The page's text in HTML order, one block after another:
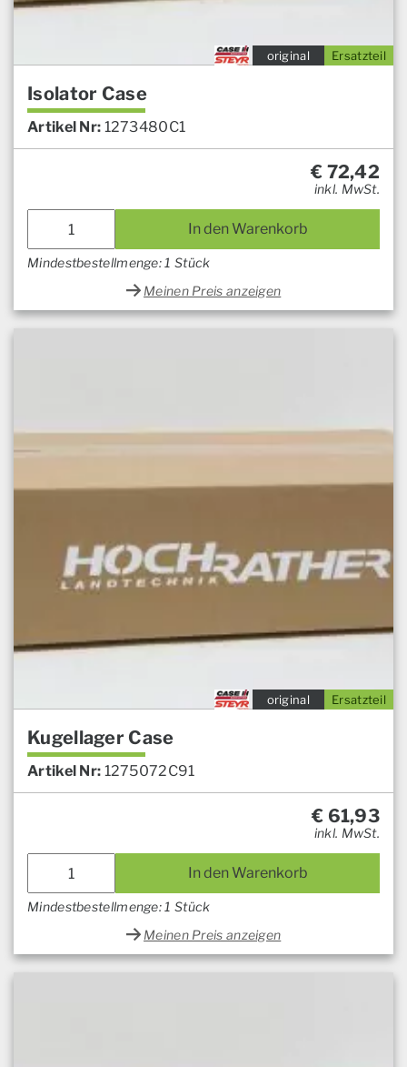
Ersatzteil
original
Isolator Case
Artikel Nr: 1273480C1
€ 72,42
inkl. MwSt.
In den Warenkorb
Mindestbestellmenge: 1 Stück
Meinen Preis anzeigen
Ersatzteil
original
Kugellager Case
Artikel Nr: 1275072C91
€ 61,93
inkl. MwSt.
In den Warenkorb
Mindestbestellmenge: 1 Stück
Meinen Preis anzeigen